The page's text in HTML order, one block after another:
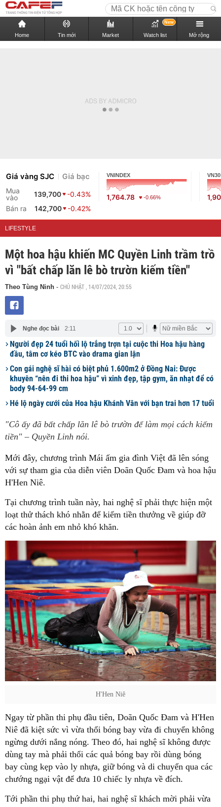
Home Tin mới Market Watch list
New
Mở rộng
Giá vàng SJC Giá bạc
Mua
vào
139,700
-0.43%
Bán ra
142,700 -0.42%
VNINDEX
1,764.78 -0.66%
VN30
LIFESTYLE
Một hoa hậu khiến MC Quyền Linh trầm trồ
vì "bất chấp lăn lê bò trườn kiếm tiền"
Theo Tùng Ninh - CHỦ NHẬT , 14/07/2024, 20:55
Nghe đọc bài 2:11
Người đẹp 24 tuổi hối lộ trắng trợn tại cuộc thi Hoa hậu hàng
đầu, tâm cơ kéo BTC vào drama gian lận
Con gái nghệ sĩ hài có biệt phủ 1.600m2 ở Đồng Nai: Được
khuyên “nên đi thi hoa hậu” vì xinh đẹp, tập gym, ăn nhạt để có
body 94-64-99 cm
Hé lộ ngày cưới của Hoa hậu Khánh Vân với bạn trai hơn 17 tuổi
"Cô ấy đã bất chấp lăn lê bò trườn để làm mọi cách kiếm
tiền" – Quyền Linh nói.
Mới đây, chương trình Mái ấm gia đình Việt đã lên sóng
với sự tham gia của diễn viên Doãn Quốc Đam và hoa hậu
H'Hen Niê.
Tại chương trình tuần này, hai nghệ sĩ phải thực hiện một
loạt thử thách khó nhằn để kiếm tiền thưởng về giúp đỡ
các hoàn ảnh em nhỏ khó khăn.
H'Hen Niê
Ngay từ phần thi phụ đầu tiên, Doãn Quốc Đam và H'Hen
Niê đã kiệt sức vì vừa thổi bóng bay vừa đi chuyển không
ngừng dưới nắng nóng. Theo đó, hai nghệ sĩ không được
dùng tay mà phải thổi các quả bóng bay rồi dùng bóng
bay cùng kẹp vào ly nhựa, giữ bóng và di chuyển qua các
chướng ngại vật để đưa 10 chiếc ly nhựa về đích.
Tới phần thi phụ thứ hai, hai nghệ sĩ khách mời phải vừa